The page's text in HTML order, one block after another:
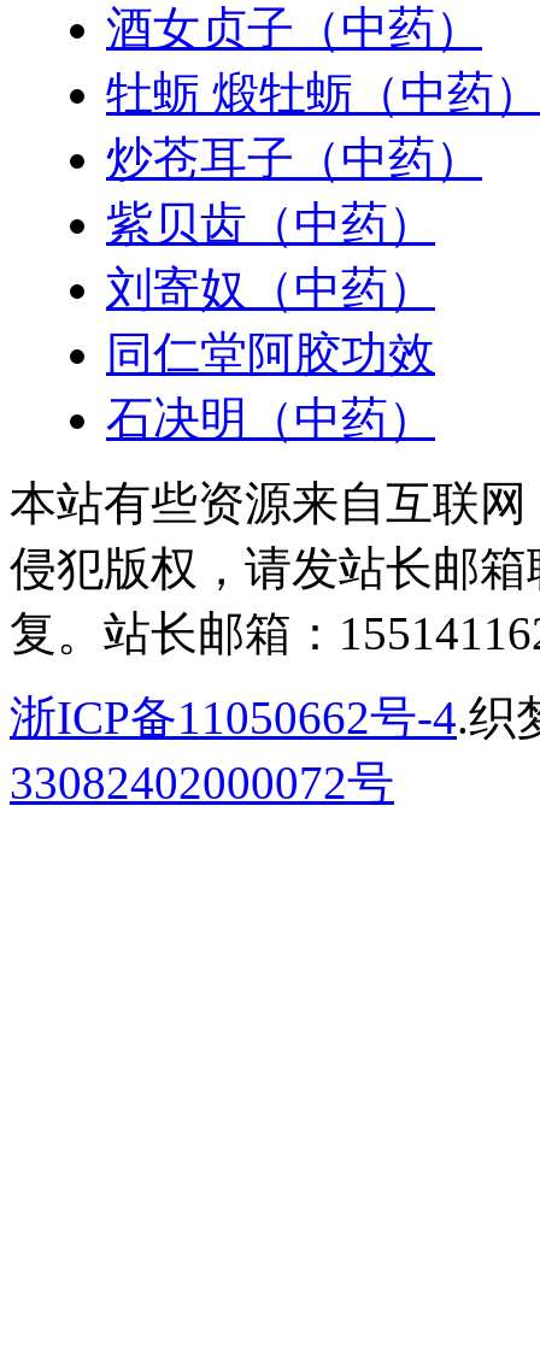
酒女贞子（中药）
牡蛎 煅牡蛎（中药）
炒苍耳子（中药）
紫贝齿（中药）
刘寄奴（中药）
同仁堂阿胶功效
石决明（中药）
本站有些资源来自互联
侵犯版权，请发站长邮
复。站长邮箱：
浙ICP备11050662号-4.织
33082402000072号